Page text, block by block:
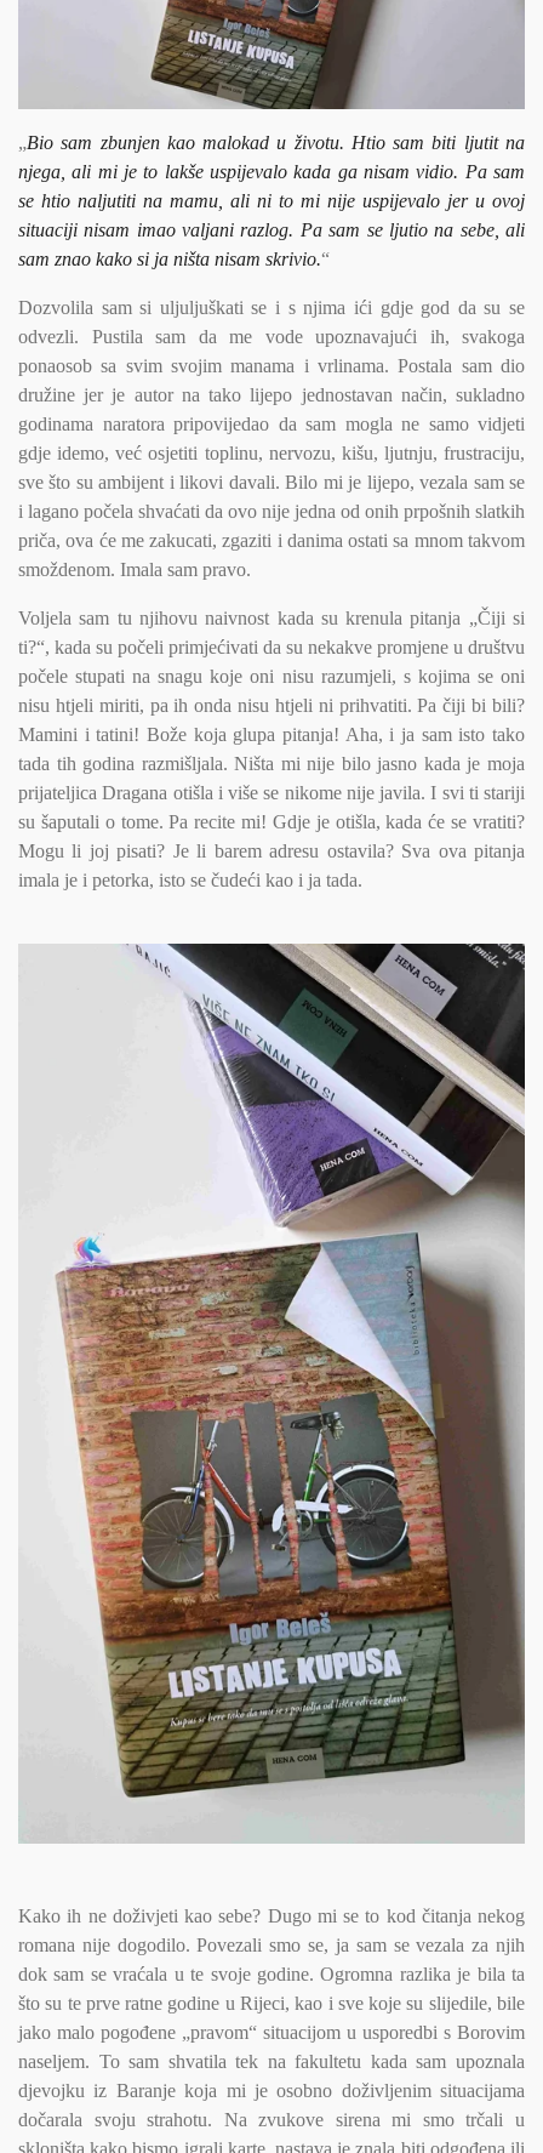
„Bio sam zbunjen kao malokad u životu. Htio sam biti ljutit na
njega, ali mi je to lakše uspijevalo kada ga nisam vidio. Pa sam
se htio naljutiti na mamu, ali ni to mi nije uspijevalo jer u ovoj
situaciji nisam imao valjani razlog. Pa sam se ljutio na sebe, ali
sam znao kako si ja ništa nisam skrivio.“
Dozvolila sam si uljuljuškati se i s njima ići gdje god da su se
odvezli. Pustila sam da me vode upoznavajući ih, svakoga
ponaosob sa svim svojim manama i vrlinama. Postala sam dio
družine jer je autor na tako lijepo jednostavan način, sukladno
godinama naratora pripovijedao da sam mogla ne samo vidjeti
gdje idemo, već osjetiti toplinu, nervozu, kišu, ljutnju, frustraciju,
sve što su ambijent i likovi davali. Bilo mi je lijepo, vezala sam se
i lagano počela shvaćati da ovo nije jedna od onih prpošnih slatkih
priča, ova će me zakucati, zgaziti i danima ostati sa mnom takvom
smoždenom. Imala sam pravo.
Voljela sam tu njihovu naivnost kada su krenula pitanja „Čiji si
ti?“, kada su počeli primjećivati da su nekakve promjene u društvu
počele stupati na snagu koje oni nisu razumjeli, s kojima se oni
nisu htjeli miriti, pa ih onda nisu htjeli ni prihvatiti. Pa čiji bi bili?
Mamini i tatini! Bože koja glupa pitanja! Aha, i ja sam isto tako
tada tih godina razmišljala. Ništa mi nije bilo jasno kada je moja
prijateljica Dragana otišla i više se nikome nije javila. I svi ti stariji
su šaputali o tome. Pa recite mi! Gdje je otišla, kada će se vratiti?
Mogu li joj pisati? Je li barem adresu ostavila? Sva ova pitanja
imala je i petorka, isto se čudeći kao i ja tada.
Kako ih ne doživjeti kao sebe? Dugo mi se to kod čitanja nekog
romana nije dogodilo. Povezali smo se, ja sam se vezala za njih
dok sam se vraćala u te svoje godine. Ogromna razlika je bila ta
što su te prve ratne godine u Rijeci, kao i sve koje su slijedile, bile
jako malo pogođene „pravom“ situacijom u usporedbi s Borovim
naseljem. To sam shvatila tek na fakultetu kada sam upoznala
djevojku iz Baranje koja mi je osobno doživljenim situacijama
dočarala svoju strahotu. Na zvukove sirena mi smo trčali u
skloništa kako bismo igrali karte, nastava je znala biti odgođena ili